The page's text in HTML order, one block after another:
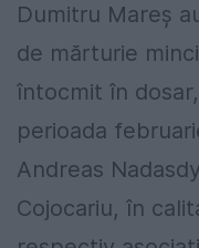
Dumitru Mareş
de mărturie
întocmit în
perioada
Andreas
Cojocariu, în